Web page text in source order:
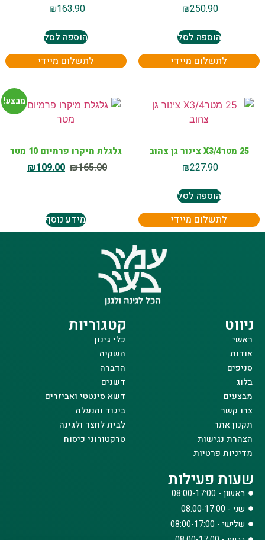
₪250.90
הוספה לסל
לתשלום מיידי
₪163.90
הוספה לסל
לתשלום מיידי
25 מטרX3/4 צינור גן צהוב
₪227.90
הוספה לסל
לתשלום מיידי
מבצע!
גלגלת מיקרו פרמיום 10 מטר
₪165.00
₪109.00
מידע נוסף
ניווט
ראשי
אודות
סניפים
בלוג
מבצעים
צרו קשר
תקנון אתר
הצהרת נגישות
מדיניות פרטיות
קטגוריות
כלי גינון
השקיה
הדברה
דשנים
דשא סינטטי ואביזרים
ביגוד והנעלה
לבית לחצר ולגינה
טרקטורוני כיסוח
שעות פעילות
ראשון - 08:00-17:00
שני - 08:00-17:00
שלישי - 08:00-17:00